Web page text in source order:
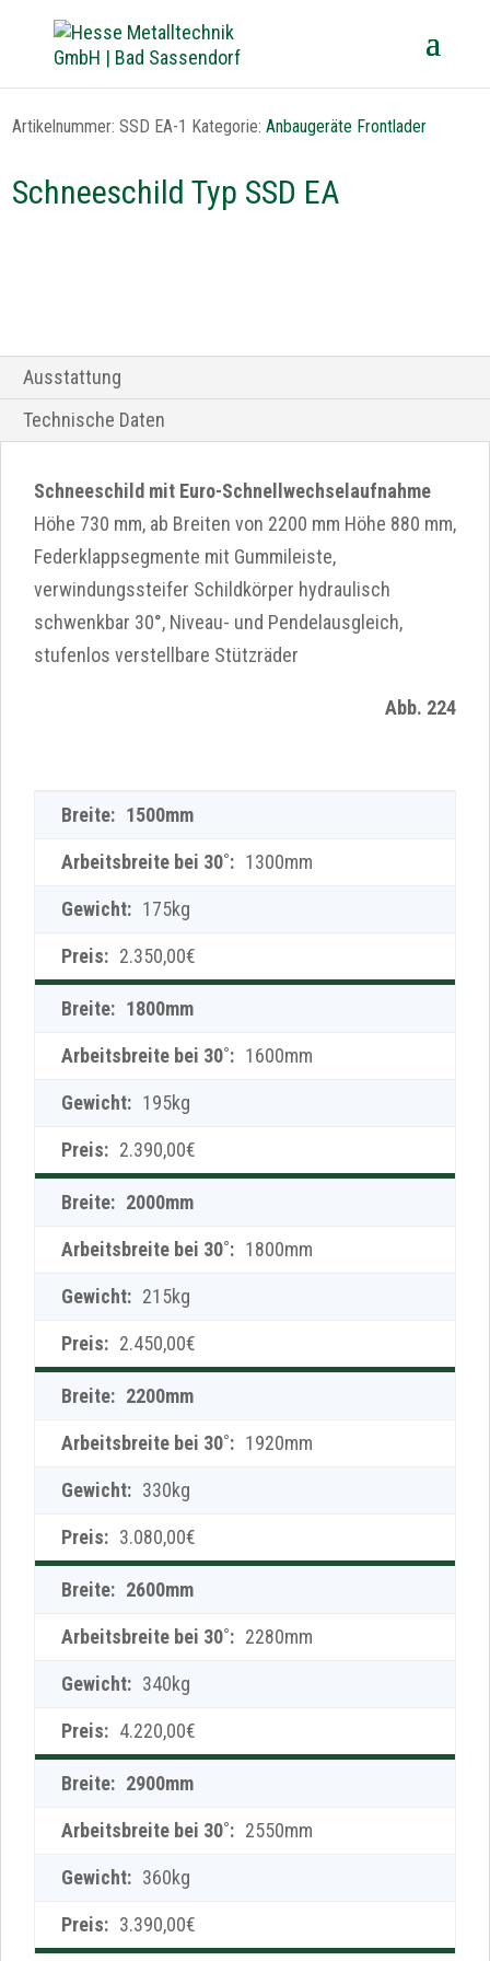
Artikelnummer:SSD EA-1 Kategorie:Anbaugeräte Frontlader
Schneeschild Typ SSD EA
Ausstattung
Technische Daten
Schneeschild mit Euro-Schnellwechselaufnahme
Höhe 730 mm, ab Breiten von 2200 mm Höhe 880 mm,
Federklappsegmente mit Gummileiste,
verwindungssteifer Schildkörper hydraulisch
schwenkbar 30°, Niveau- und Pendelausgleich,
stufenlos verstellbare Stützräder
Abb. 224
1500mm
1300mm
175kg
2.350,00€
1800mm
1600mm
195kg
2.390,00€
2000mm
1800mm
215kg
2.450,00€
2200mm
1920mm
330kg
3.080,00€
2600mm
2280mm
340kg
4.220,00€
2900mm
2550mm
360kg
3.390,00€